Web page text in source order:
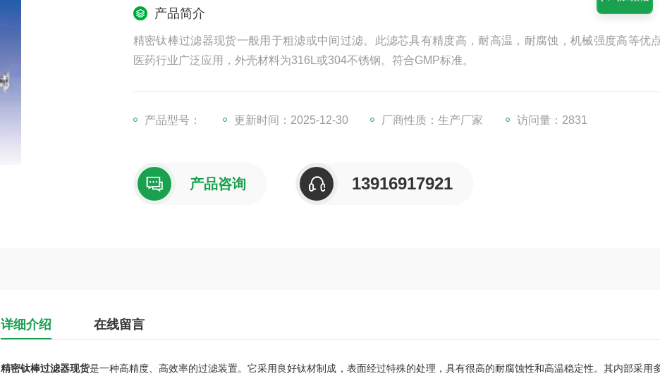
产品简介
精密钛棒过滤器现货一般用于粗滤或中间过滤。此滤芯具有精度高，耐高温，耐腐蚀，机械强度高等优
医药行业广泛应用，外壳材料为316L或304不锈钢。符合GMP标准。
产品型号： 更新时间：2025-12-30 厂商性质：生产厂家 访问量：2831
产品咨询 13916917921
详细介绍 在线留言
精密钛棒过滤器现货是一种高精度、高效率的过滤装置。它采用良好钛材制成，表面经过特殊的处理，具有很高的耐腐蚀性和高温稳定性。其内部采用